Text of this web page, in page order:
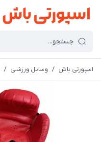
اسپورتی باش / وسایل ورزشـی /